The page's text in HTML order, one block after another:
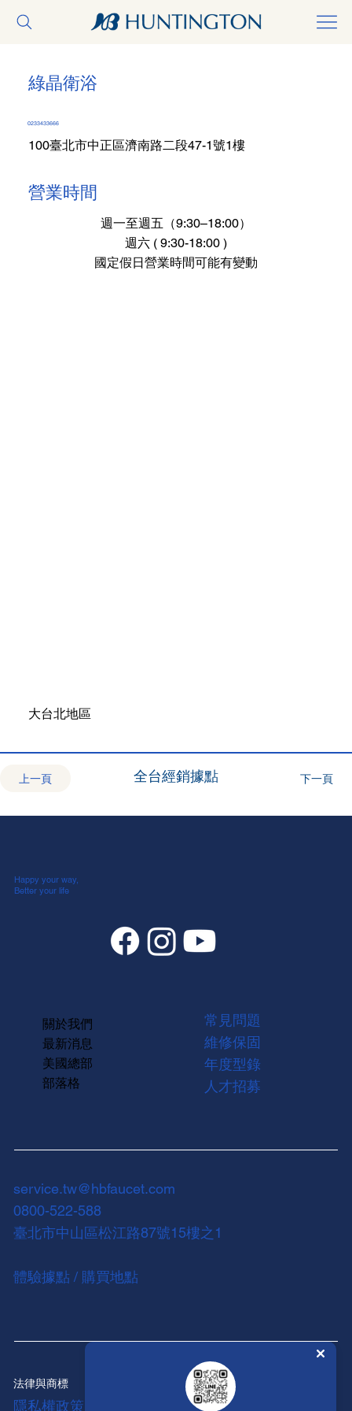
上一頁 全台經銷據點 下一頁
大台北地區
營業時間
週一至週五（9:30–18:00）
週六 ( 9:30-18:00 )
國定假日營業時間可能有變動
綠晶衛浴
0233433666
100臺北市中正區濟南路二段47-1號1樓
service.tw@hbfaucet.com
0800-522-588
臺北市中山區松江路87號15樓之1
體驗據點 / 購買地點
Happy your way,
Better your life
關於我們
最新消息
美國總部
部落格
常見問題
維修保固
年度型錄
人才招募
法律與商標
隱私權政策